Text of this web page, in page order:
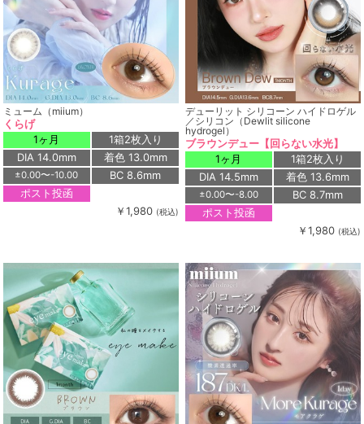
ミューム（miium）
くらげ
1ヶ月
1箱2枚入り
DIA 14.0mm
着色 13.0mm
±0.00〜-10.00
BC 8.6mm
ポスト投函
￥1,980 (税込)
デューリット シリコーン ハイドロゲル
／シリコン（Dewlit silicone
hydrogel）
ブラウンデュー【回らない水光】
1ヶ月
1箱2枚入り
DIA 14.5mm
着色 13.6mm
±0.00〜-8.00
BC 8.7mm
ポスト投函
￥1,980 (税込)